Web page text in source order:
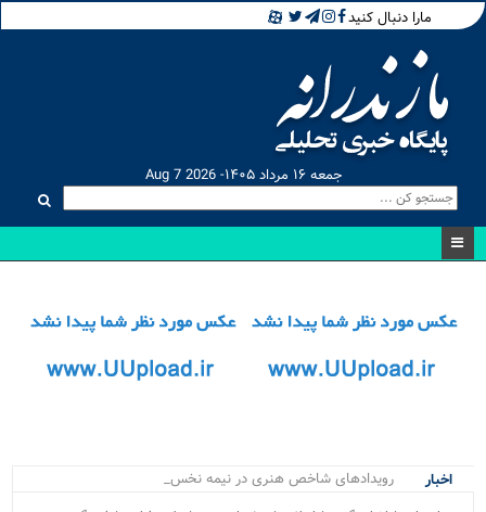
مارا دنبال کنید
جمعه ۱۶ مرداد ۱۴۰۵- Aug 7 2026
اخبار
رویدادهای شاخص هنری در نیمه نخست ۱۴۰۵ د_